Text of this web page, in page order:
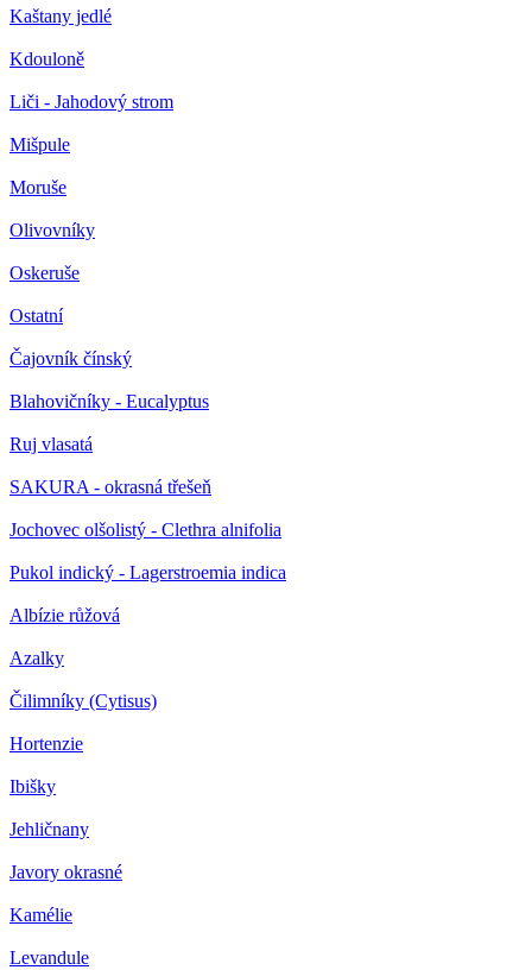
Kaštany jedlé
Kdouloně
Liči - Jahodový strom
Mišpule
Moruše
Olivovníky
Oskeruše
Ostatní
Čajovník čínský
Blahovičníky - Eucalyptus
Ruj vlasatá
SAKURA - okrasná třešeň
Jochovec olšolistý - Clethra alnifolia
Pukol indický - Lagerstroemia indica
Albízie růžová
Azalky
Čilimníky (Cytisus)
Hortenzie
Ibišky
Jehličnany
Javory okrasné
Kamélie
Levandule